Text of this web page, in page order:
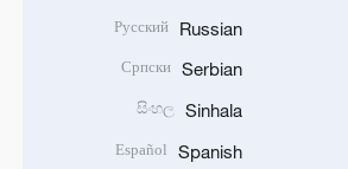
Russian
Русский
Serbian
Српски
Sinhala
සිංහල
Spanish
Español